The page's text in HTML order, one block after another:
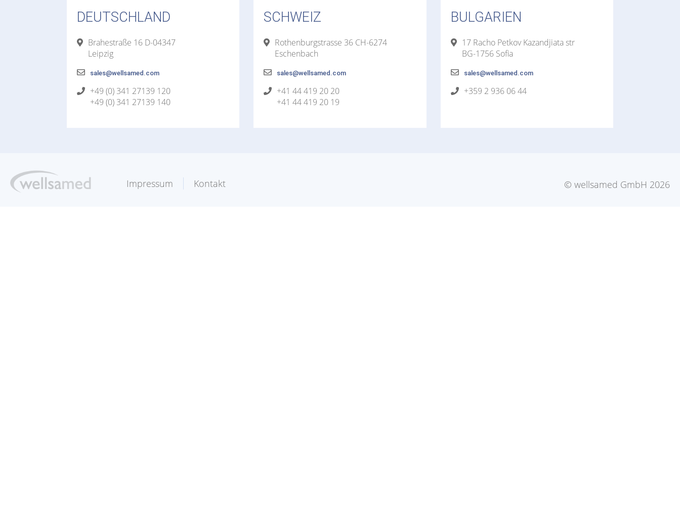
DEUTSCHLAND
Brahestraße 16 D-04347
Leipzig
sales@wellsamed.com
+49 (0) 341 27139 120
+49 (0) 341 27139 140
SCHWEIZ
Rothenburgstrasse 36 CH-6274
Eschenbach
sales@wellsamed.com
+41 44 419 20 20
+41 44 419 20 19
BULGARIEN
17 Racho Petkov Kazandjiata str
BG-1756 Sofia
sales@wellsamed.com
+359 2 936 06 44
Impressum Kontakt © wellsamed GmbH 2026